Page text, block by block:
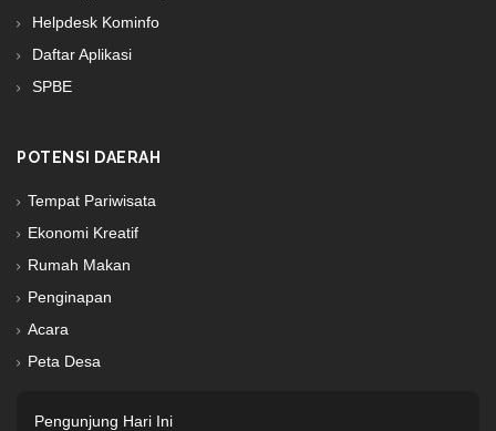
Helpdesk Kominfo
Daftar Aplikasi
SPBE
POTENSI DAERAH
Tempat Pariwisata
Ekonomi Kreatif
Rumah Makan
Penginapan
Acara
Peta Desa
Pengunjung Hari Ini